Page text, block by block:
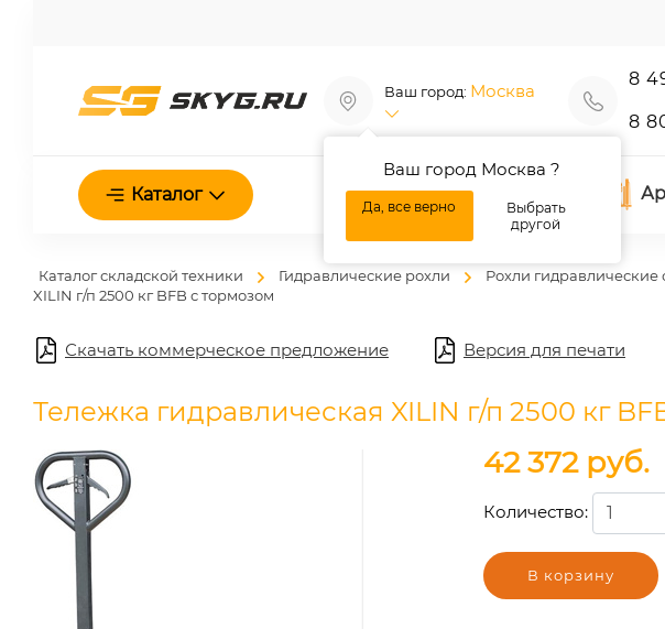
Ваш город: Москва
Ваш город Москва ?
Да, все верно
Выбрать
другой
8
8
Каталог О нас
Каталог складской техники Гидравлические рохли Рохли
XILIN г/п 2500 кг BFB с тормозом
Скачать коммерческое предложение Версия для печати
Тележка гидравлическая XILIN г/п 2500 кг
42 372руб.
Количество:
В корзину